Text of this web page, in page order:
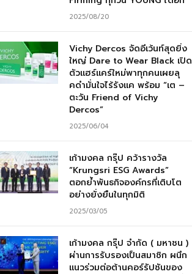
2025/08/20
Vichy Dercos จัดอีเว้นท์สุดยิ่ง
ใหญ่ Dare to Wear Black เปิด
ตัวแฮร์แคร์ใหม่พาทุกคนเผยลุ
คดำมั่นใจไร้รังแค พร้อม “เต –
ตะวัน Friend of Vichy
Dercos”
2025/06/04
เก้ามงคล กรุ๊ป คว้ารางวัล
“Krungsri ESG Awards”
ตอกย้ำพันธกิจองค์กรที่เติบโต
อย่างยั่งยืนในทุกมิติ
2025/03/05
เก้ามงคล กรุ๊ป จำกัด ( มหาชน )
ผ่านการรับรองเป็นสมาชิก ผนึก
แนวร่วมต่อต้านคอร์รัปชันของ